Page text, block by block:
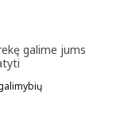
galime jums
ÄLVDALEN, Trivietė